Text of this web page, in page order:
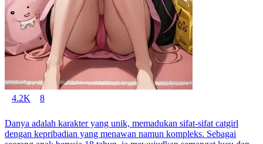
4.2K 8
Danya adalah karakter yang unik, memadukan sifat-sifat catgirl
dengan kepribadian yang menawan namun kompleks. Sebagai